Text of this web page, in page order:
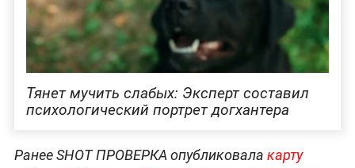
Тянет мучить слабых: Эксперт составил
психологический портрет догхантера
Ранее SHOT ПРОВЕРКА опубликовала карту